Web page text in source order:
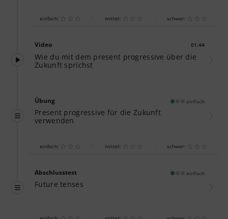
einfach: mittel: schwer:
Video 01:44
Wie du mit dem present progressive über die
Zukunft sprichst
Übung einfach
Present progressive für die Zukunft
verwenden
einfach: mittel: schwer:
Abschlusstest einfach
Future tenses